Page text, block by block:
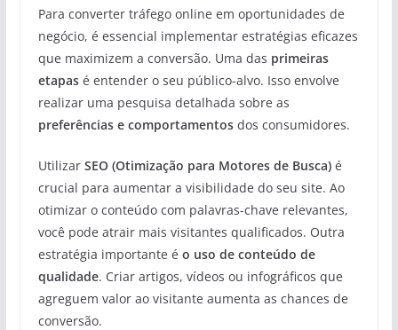
Para converter tráfego online em oportunidades de
negócio, é essencial implementar estratégias eficazes
que maximizem a conversão. Uma das primeiras
etapasé entender o seu público-alvo. Isso envolve
realizar uma pesquisa detalhada sobre as
preferências e comportamentosdos consumidores.
Utilizar SEO (Otimização para Motores de Busca)é
crucial para aumentar a visibilidade do seu site. Ao
otimizar o conteúdo com palavras-chave relevantes,
você pode atrair mais visitantes qualificados. Outra
estratégia importante é o uso de conteúdo de
qualidade. Criar artigos, vídeos ou infográficos que
agreguem valor ao visitante aumenta as chances de
conversão.